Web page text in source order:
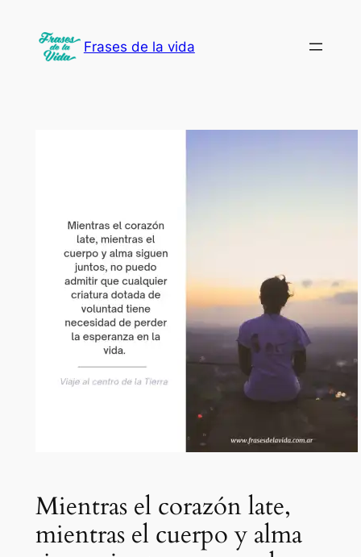
contenido
Frases de la vida
Mientras el corazón late,
mientras el cuerpo y alma